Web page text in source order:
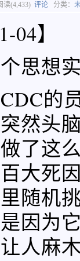
读(4,433) 评论 分类：
04】
思想实
的
然头
了这
大死
随机
因为
人麻木